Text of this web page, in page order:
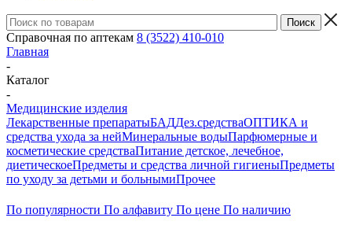
Справочная по аптекам 8 (3522) 410-010
Главная
-
Каталог
-
Медицинские изделия
Лекарственные препаратыБАДДез.средстваОПТИКА и
средства ухода за нейМинеральные водыПарфюмерные и
косметические средстваПитание детское, лечебное,
диетическоеПредметы и средства личной гигиеныПредметы
по уходу за детьми и больнымиПрочее
По популярности По алфавиту По цене По наличию